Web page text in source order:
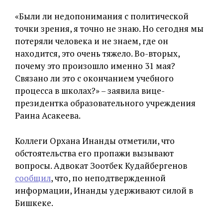
«Были ли недопонимания с политической
точки зрения, я точно не знаю. Но сегодня мы
потеряли человека и не знаем, где он
находится, это очень тяжело. Во-вторых,
почему это произошло именно 31 мая?
Связано ли это с окончанием учебного
процесса в школах?» – заявила вице-
президентка образовательного учреждения
Раина Асакеева.
Коллеги Орхана Инанды отметили, что
обстоятельства его пропажи вызывают
вопросы. Адвокат Зоотбек Кудайбергенов
сообщил, что, по неподтвержденной
информации, Инанды удерживают силой в
Бишкеке.